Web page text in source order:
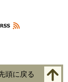
頭に戻る